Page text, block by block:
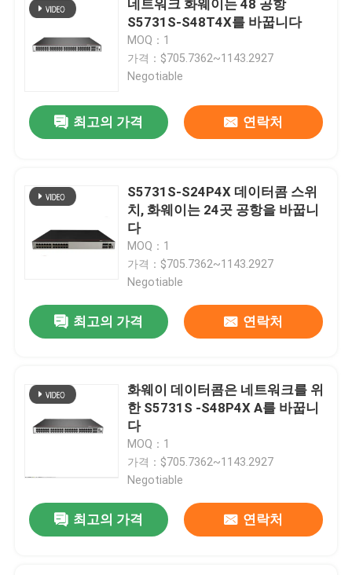
집
품질 관리
뉴스
VR Show
네트워크 화웨이는 48 공항
S5731S-S48T4X를 바꿉니다
MOQ：1
가격：$705.7362~1143.2927
Negotiable
최고의 가격 연락처
S5731S-S24P4X 데이터콤 스위
치, 화웨이는 24곳 공항을 바꿉니
다
MOQ：1
가격：$705.7362~1143.2927
Negotiable
최고의 가격 연락처
화웨이 데이터콤은 네트워크를 위
한 S5731S -S48P4X A를 바꿉니
다
MOQ：1
가격：$705.7362~1143.2927
Negotiable
최고의 가격 연락처